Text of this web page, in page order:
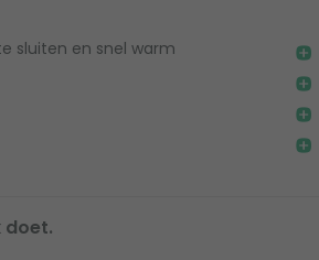
sluiten en snel warm
doet.